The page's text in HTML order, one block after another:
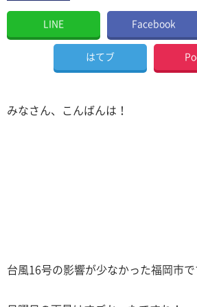
LINE Facebook
はてブ
みなさん、こんばんは！
台風16号の影響が少なかった福岡市で